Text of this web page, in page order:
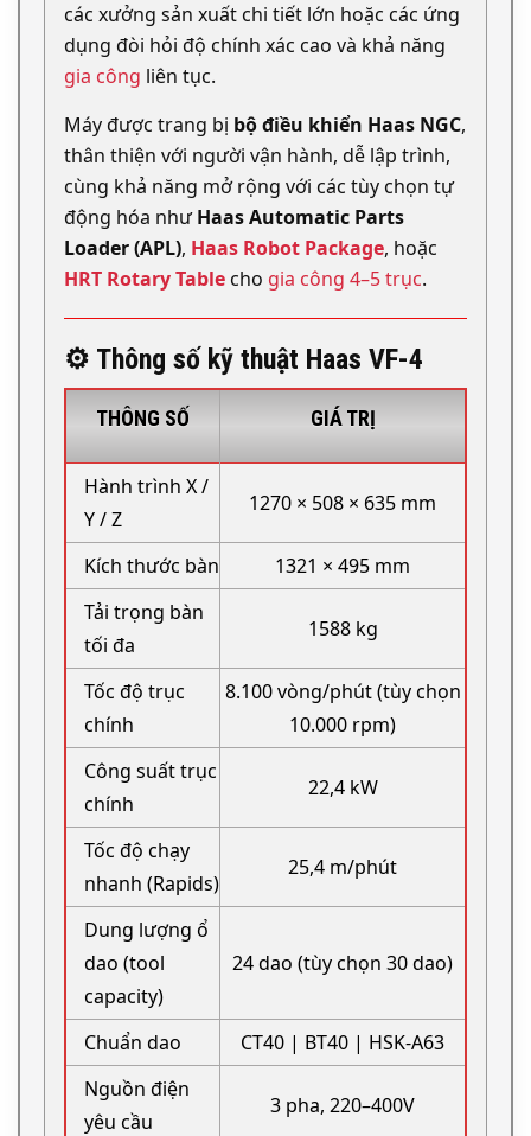
các xưởng sản xuất chi tiết lớn hoặc các ứng
dụng đòi hỏi độ chính xác cao và khả năng
gia công liên tục.
Máy được trang bị bộ điều khiển Haas NGC,
thân thiện với người vận hành, dễ lập trình,
cùng khả năng mở rộng với các tùy chọn tự
động hóa nhưHaas Automatic Parts
Loader (APL), Haas Robot Package, hoặc
HRT Rotary Tablecho gia công 4–5 trục.
⚙️ Thông số kỹ thuật Haas VF-4
THÔNG SỐ GIÁ TRỊ
Hành trình X /
Y / Z
1270 × 508 × 635 mm
Kích thước bàn
1321 × 495 mm
Tải trọng bàn
tối đa
1588 kg
Tốc độ trục
chính
8.100 vòng/phút (tùy chọn
10.000 rpm)
Công suất trục
chính
22,4 kW
Tốc độ chạy
nhanh (Rapids)
25,4 m/phút
Dung lượng ổ
dao (tool
capacity)
24 dao (tùy chọn 30 dao)
Chuẩn dao
CT40 | BT40 | HSK-A63
Nguồn điện
yêu cầu
3 pha, 220–400V